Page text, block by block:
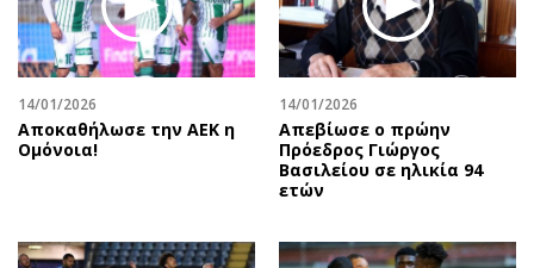
Χειρόγραφα
Επιστολές
14/01/2026
Αποκαθήλωσε την ΑΕΚ η
Ομόνοια!
14/01/2026
Απεβίωσε ο πρώην
Πρόεδρος Γιώργος
Βασιλείου σε ηλικία 94
ετών